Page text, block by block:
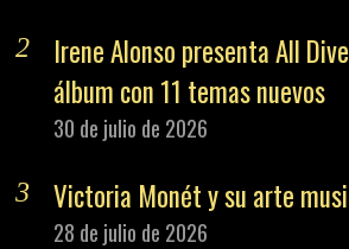
Irene Alonso presenta All
álbum con 11 temas nuevos
30 de julio de 2026
Victoria Monét y su arte
28 de julio de 2026